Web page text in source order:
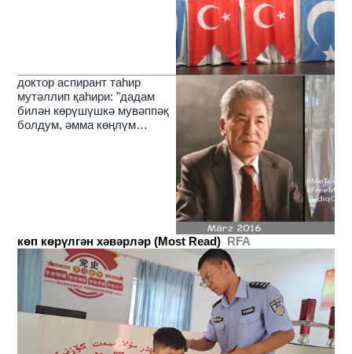
доктор аспирант таһир
мутәллип қаһири: "дадам
билән көрүшүшкә мувәппәқ
болдум, әмма көңлүм
көп көрүлгән хәвәрләр (Most Read) RFA